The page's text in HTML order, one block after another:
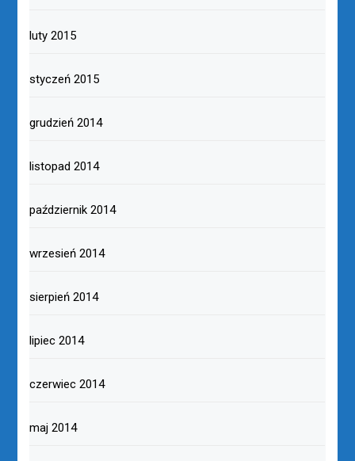
luty 2015
styczeń 2015
grudzień 2014
listopad 2014
październik 2014
wrzesień 2014
sierpień 2014
lipiec 2014
czerwiec 2014
maj 2014